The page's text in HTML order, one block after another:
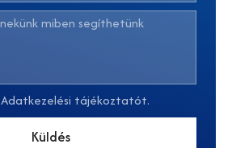
Adatkezelési tájékoztatót.
Küldés